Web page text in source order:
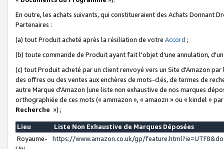
En outre, les achats suivants, qui constitueraient des Achats Donnant
Partenaires :
(a) tout Produit acheté après la résiliation de votre Accord ;
(b) toute commande de Produit ayant fait l'objet d'une annulation,
(c) tout Produit acheté par un client renvoyé vers un Site d'Amazon
des offres ou des ventes aux enchères de mots-clés, de termes de
autre Marque d'Amazon (une liste non exhaustive de nos marques
orthographiée de ces mots (« ammazon », « amaozn » ou « kindel »
Recherche ») ;
Lieu
Liste Non Exhaustive de Marques Déposées
Royaume-
https://www.amazon.co.uk/gp/